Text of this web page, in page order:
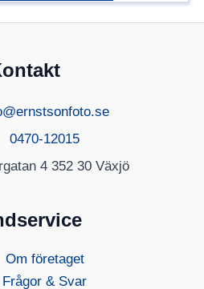
0470-12015
4 352 30 Växjö
Om företaget
Frågor & Svar